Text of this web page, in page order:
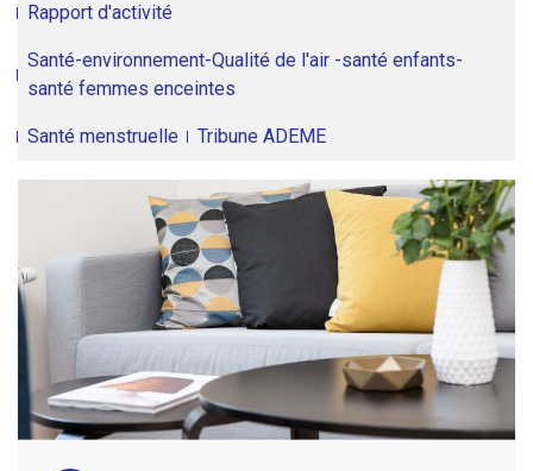
Rapport d'activité
Santé-environnement-Qualité de l'air -santé enfants-
santé femmes enceintes
Santé menstruelle Tribune ADEME